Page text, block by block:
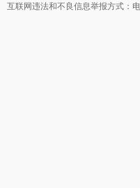
互联网违法和不良信息举报方式：